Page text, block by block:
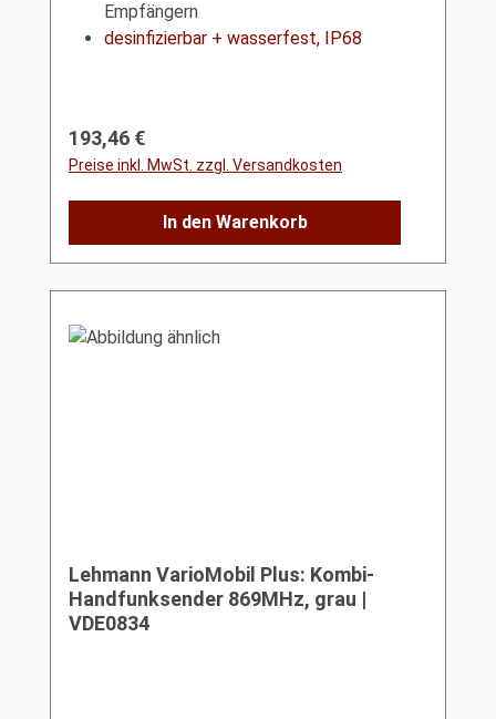
Empfängern
desinfizierbar + wasserfest, IP68
Regulärer Preis:
193,46 €
Preise inkl. MwSt. zzgl. Versandkosten
In den Warenkorb
Lehmann VarioMobil Plus: Kombi-
Handfunksender 869MHz, grau |
VDE0834